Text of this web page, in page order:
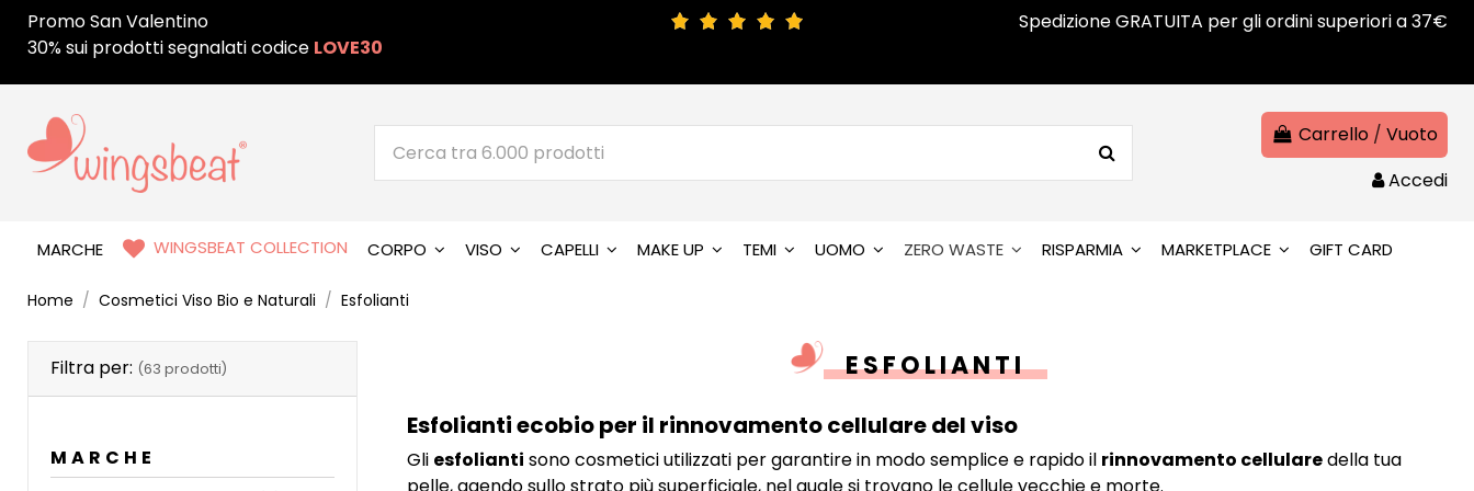
Promo San Valentino
30% sui prodotti segnalati codice LOVE30
Spedizione GRATUITA per gli ordini superiori a 37€
Carrello / Vuoto
Accedi
MARCHE WINGSBEAT COLLECTION CORPO VISO CAPELLI MAKE UP TEMI UOMO ZERO WASTE RISPARMIA MARKETPLACE GIFT CARD
Home Cosmetici Viso Bio e Naturali Esfolianti
ESFOLIANTI
Esfolianti ecobio per il rinnovamento cellulare del viso
Gli esfolianti sono cosmetici utilizzati per garantire in modo semplice e rapido il rinnovamento cellularedella tua
Filtra per: (63 prodotti)
MARCHE